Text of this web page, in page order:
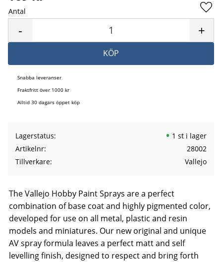
Antal
+
-
KÖP
Snabba leveranser
Fraktfritt över 1000 kr
Alltid 30 dagars öppet köp
Lagerstatus
1 st i lager
Artikelnr
28002
Tillverkare
Vallejo
The Vallejo Hobby Paint Sprays are a perfect
combination of base coat and highly pigmented color,
developed for use on all metal, plastic and resin
models and miniatures. Our new original and unique
AV spray formula leaves a perfect matt and self
levelling finish, designed to respect and bring forth